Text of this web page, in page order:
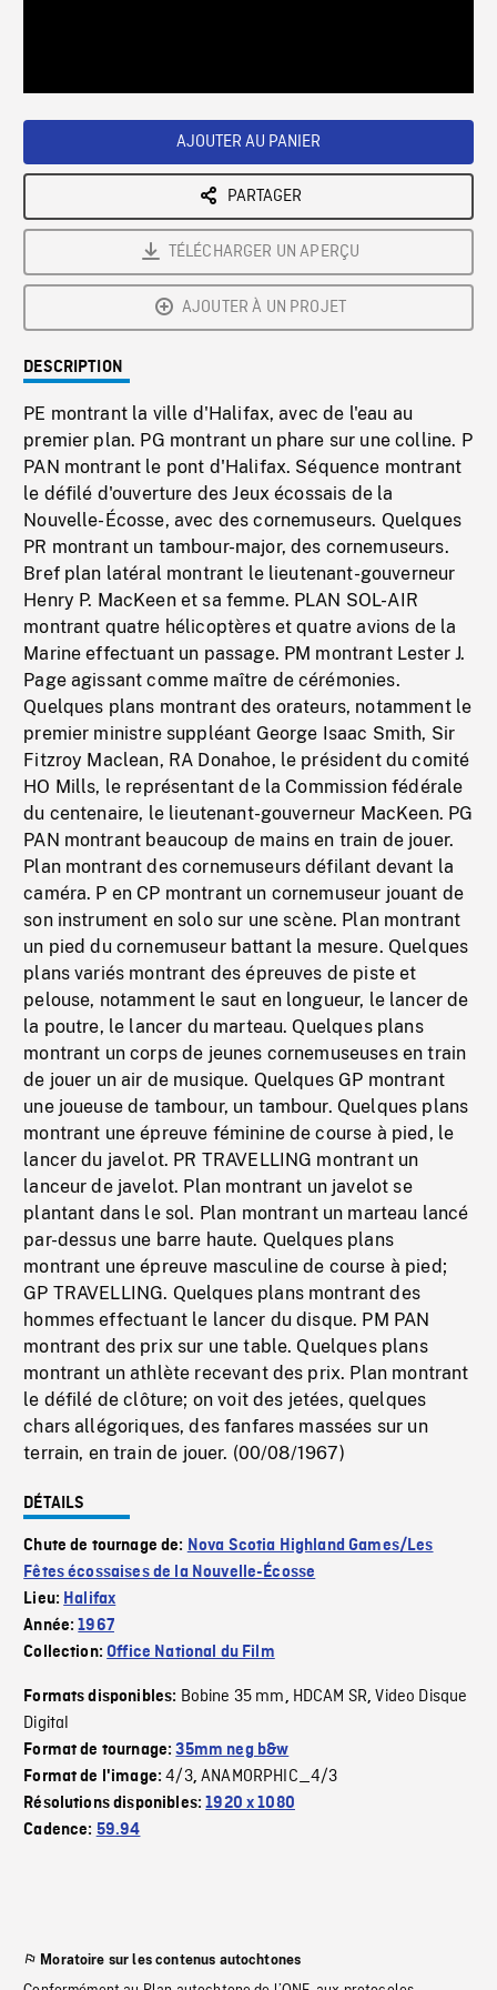
AJOUTER AU PANIER
PARTAGER
TÉLÉCHARGER UN APERÇU
AJOUTER À UN PROJET
DESCRIPTION
PE montrant la ville d'Halifax, avec de l'eau au
premier plan. PG montrant un phare sur une colline. P
PAN montrant le pont d'Halifax. Séquence montrant
le défilé d'ouverture des Jeux écossais de la
Nouvelle-Écosse, avec des cornemuseurs. Quelques
PR montrant un tambour-major, des cornemuseurs.
Bref plan latéral montrant le lieutenant-gouverneur
Henry P. MacKeen et sa femme. PLAN SOL-AIR
montrant quatre hélicoptères et quatre avions de la
Marine effectuant un passage. PM montrant Lester J.
Page agissant comme maître de cérémonies.
Quelques plans montrant des orateurs, notamment le
premier ministre suppléant George Isaac Smith, Sir
Fitzroy Maclean, RA Donahoe, le président du comité
HO Mills, le représentant de la Commission fédérale
du centenaire, le lieutenant-gouverneur MacKeen. PG
PAN montrant beaucoup de mains en train de jouer.
Plan montrant des cornemuseurs défilant devant la
caméra. P en CP montrant un cornemuseur jouant de
son instrument en solo sur une scène. Plan montrant
un pied du cornemuseur battant la mesure. Quelques
plans variés montrant des épreuves de piste et
pelouse, notamment le saut en longueur, le lancer de
la poutre, le lancer du marteau. Quelques plans
montrant un corps de jeunes cornemuseuses en train
de jouer un air de musique. Quelques GP montrant
une joueuse de tambour, un tambour. Quelques plans
montrant une épreuve féminine de course à pied, le
lancer du javelot. PR TRAVELLING montrant un
lanceur de javelot. Plan montrant un javelot se
plantant dans le sol. Plan montrant un marteau lancé
par-dessus une barre haute. Quelques plans
montrant une épreuve masculine de course à pied;
GP TRAVELLING. Quelques plans montrant des
hommes effectuant le lancer du disque. PM PAN
montrant des prix sur une table. Quelques plans
montrant un athlète recevant des prix. Plan montrant
le défilé de clôture; on voit des jetées, quelques
chars allégoriques, des fanfares massées sur un
terrain, en train de jouer. (00/08/1967)
DÉTAILS
Chute de tournage de: Nova Scotia Highland Games/Les
Fêtes écossaises de la Nouvelle-Écosse
Lieu: Halifax
Année:1967
Collection:Office National du Film
Formats disponibles: Bobine 35 mm, HDCAM SR,Video Disque
Digital
Format de tournage:35mm neg b&w
Format de l'image:4/3,ANAMORPHIC_4/3
Résolutions disponibles:1920 x 1080
Cadence: 59.94
Moratoire sur les contenus autochtones